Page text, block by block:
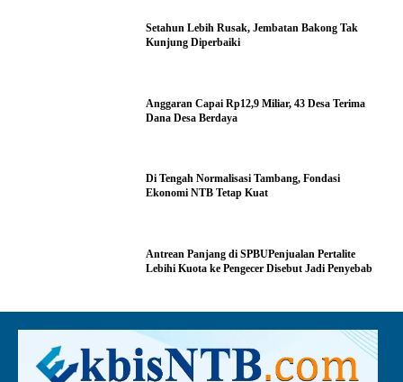
Setahun Lebih Rusak, Jembatan Bakong Tak
Kunjung Diperbaiki
Anggaran Capai Rp12,9 Miliar, 43 Desa Terima
Dana Desa Berdaya
Di Tengah Normalisasi Tambang, Fondasi
Ekonomi NTB Tetap Kuat
Antrean Panjang di SPBUPenjualan Pertalite
Lebihi Kuota ke Pengecer Disebut Jadi Penyebab